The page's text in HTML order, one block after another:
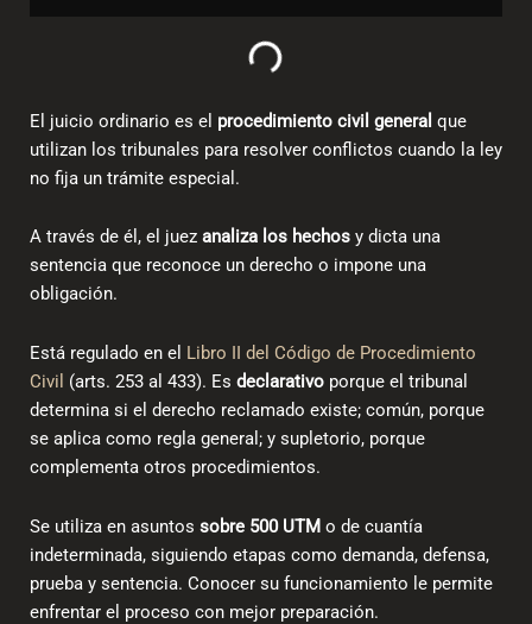
El juicio ordinario es el procedimiento civil general que
utilizan los tribunales para resolver conflictos cuando la ley
no fija un trámite especial.
A través de él, el juez analiza los hechos y dicta una
sentencia que reconoce un derecho o impone una
obligación.
Está regulado en el Libro II del Código de Procedimiento
Civil (arts. 253 al 433). Es declarativo porque el tribunal
determina si el derecho reclamado existe; común, porque
se aplica como regla general; y supletorio, porque
complementa otros procedimientos.
Se utiliza en asuntos sobre 500 UTM o de cuantía
indeterminada, siguiendo etapas como demanda, defensa,
prueba y sentencia. Conocer su funcionamiento le permite
enfrentar el proceso con mejor preparación.